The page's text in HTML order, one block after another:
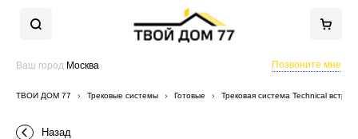
Ваш город Москва Позвоните мне
ТВОЙ ДОМ 77 Трековые системы Готовые Трековая система Technical
Назад